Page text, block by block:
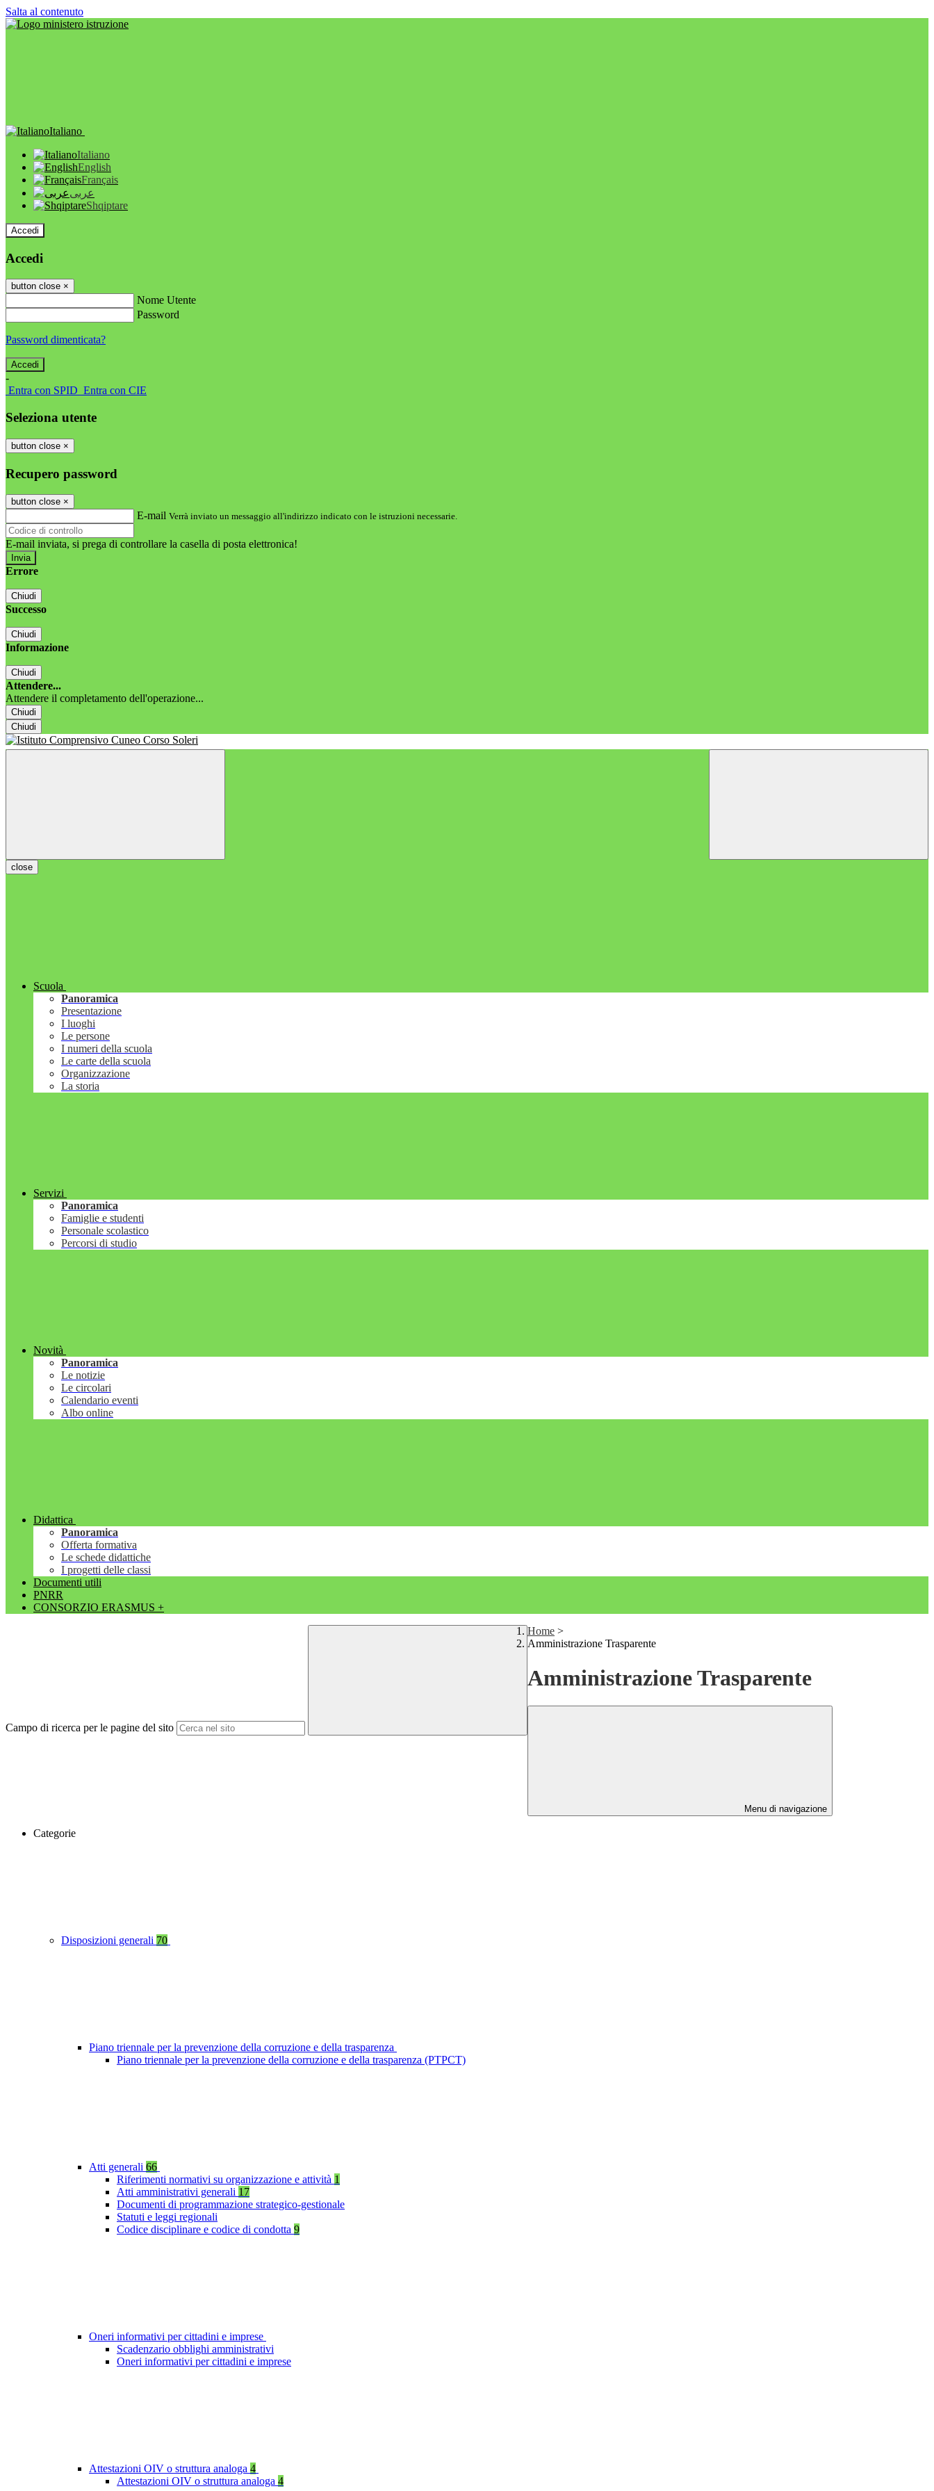
Salta al contenuto
Italiano
Italiano
English
Français
عربى
Shqiptare
Accedi
Accedi
button close ×
Nome Utente
Password
Password dimenticata?
-
Entra con SPID Entra con CIE
Seleziona utente
button close ×
Recupero password
button close ×
E-mail Verrà inviato un messaggio all'indirizzo indicato con le istruzioni necessarie.
E-mail inviata, si prega di controllare la casella di posta elettronica!
Errore
Chiudi
Successo
Chiudi
Informazione
Chiudi
Attendere...
Attendere il completamento dell'operazione...
Chiudi
Chiudi
close
Scuola
Panoramica
Presentazione
I luoghi
Le persone
I numeri della scuola
Le carte della scuola
Organizzazione
La storia
Servizi
Panoramica
Famiglie e studenti
Personale scolastico
Percorsi di studio
Novità
Panoramica
Le notizie
Le circolari
Calendario eventi
Albo online
Didattica
Panoramica
Offerta formativa
Le schede didattiche
I progetti delle classi
Documenti utili
PNRR
CONSORZIO ERASMUS +
Campo di ricerca per le pagine del sito
Home >
Amministrazione Trasparente
Amministrazione Trasparente
Menu di navigazione
Categorie
Disposizioni generali 70
Piano triennale per la prevenzione della corruzione e della trasparenza
Piano triennale per la prevenzione della corruzione e della trasparenza (PTPCT)
Atti generali 66
Riferimenti normativi su organizzazione e attività 1
Atti amministrativi generali 17
Documenti di programmazione strategico-gestionale
Statuti e leggi regionali
Codice disciplinare e codice di condotta 9
Oneri informativi per cittadini e imprese
Scadenzario obblighi amministrativi
Oneri informativi per cittadini e imprese
Attestazioni OIV o struttura analoga 4
Attestazioni OIV o struttura analoga 4